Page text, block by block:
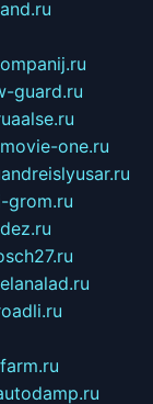
guard.ru
aalse.ru
movie-one.ru
andreislyusar.ru
grom.ru